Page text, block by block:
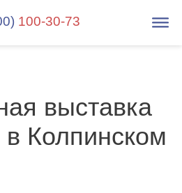
100-30-73
выставка
в Колпинском